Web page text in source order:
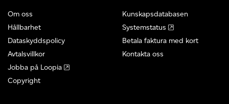
Om oss
Hållbarhet
Dataskyddspolicy
Avtalsvillkor
Jobba på Loopia
Copyright
Kunskapsdatabasen
Systemstatus
Betala faktura med kort
Kontakta oss